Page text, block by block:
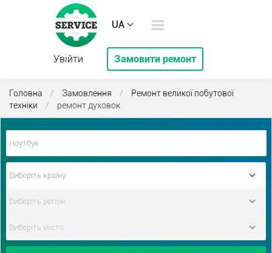
UA
Увійти Замовити ремонт
Головна / Замовлення /
Ремонт великої побутової
техніки
/ ремонт духовок